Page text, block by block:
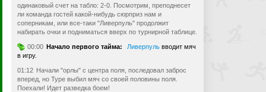
одинаковый счет на табло: 2-0. Посмотрим, преподнесет
ли команда гостей какой-нибудь сюрприз нам и
соперникам, или все-таки "Ливерпуль" продолжит
набирать очки и подниматься вверх по турнирной таблице.
00:00 Начало первого тайма: Ливерпуль вводит мяч
в игру.
01:12 Начали "орлы" с центра поля, последовал заброс
вперед, но Туре выбил мяч со своей половины поля.
Поехали! Идет разведка боем!